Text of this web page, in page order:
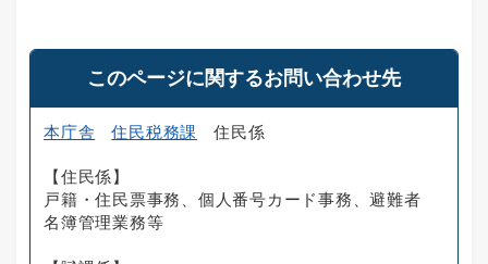
このページに関するお問い合わせ先
本庁舎 住民税務課 住民係
【住民係】
戸籍・住民票事務、個人番号カード事務、避難者
名簿管理業務等